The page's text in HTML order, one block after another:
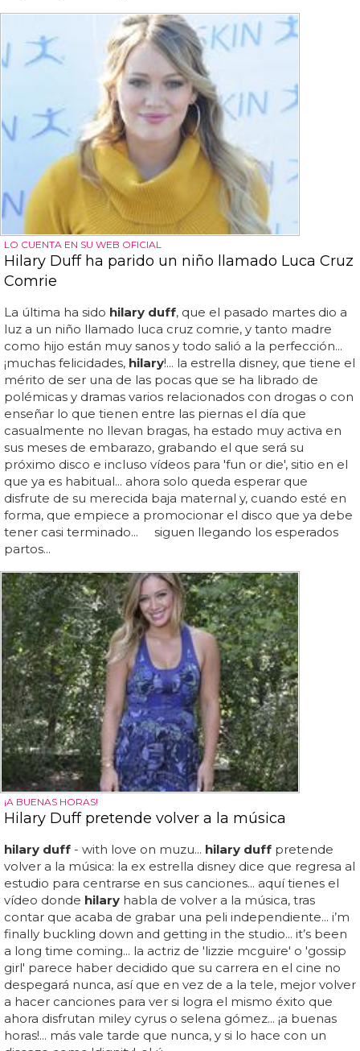
LO CUENTA EN SU WEB OFICIAL
Hilary Duff ha parido un niño llamado Luca Cruz
Comrie
La última ha sido hilary duff, que el pasado martes dio a
luz a un niño llamado luca cruz comrie, y tanto madre
como hijo están muy sanos y todo salió a la perfección...
¡muchas felicidades, hilary!... la estrella disney, que tiene el
mérito de ser una de las pocas que se ha librado de
polémicas y dramas varios relacionados con drogas o con
enseñar lo que tienen entre las piernas el día que
casualmente no llevan bragas, ha estado muy activa en
sus meses de embarazo, grabando el que será su
próximo disco e incluso vídeos para 'fun or die', sitio en el
que ya es habitual... ahora solo queda esperar que
disfrute de su merecida baja maternal y, cuando esté en
forma, que empiece a promocionar el disco que ya debe
tener casi terminado... siguen llegando los esperados
partos...
¡A BUENAS HORAS!
Hilary Duff pretende volver a la música
hilary duff - with love on muzu... hilary duff pretende
volver a la música: la ex estrella disney dice que regresa al
estudio para centrarse en sus canciones... aquí tienes el
vídeo donde hilary habla de volver a la música, tras
contar que acaba de grabar una peli independiente... i’m
finally buckling down and getting in the studio... it’s been
a long time coming... la actriz de 'lizzie mcguire' o 'gossip
girl' parece haber decidido que su carrera en el cine no
despegará nunca, así que en vez de a la tele, mejor volver
a hacer canciones para ver si logra el mismo éxito que
ahora disfrutan miley cyrus o selena gómez... ¡a buenas
horas!... más vale tarde que nunca, y si lo hace con un